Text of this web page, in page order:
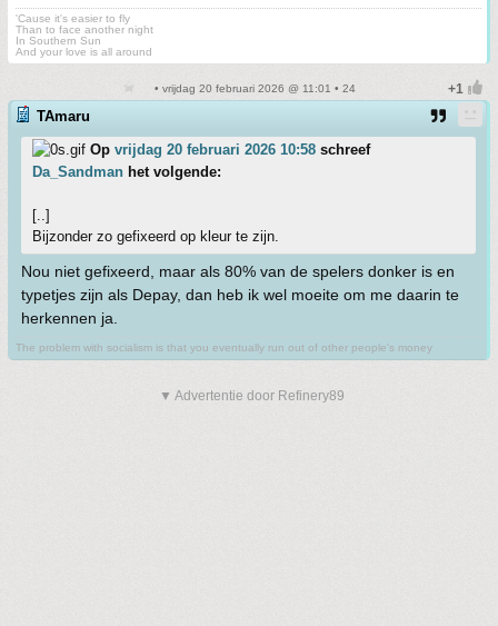
'Cause it's easier to fly
Than to face another night
In Southern Sun
And your love is all around
• vrijdag 20 februari 2026 @ 11:01 • 24
TAmaru
Op vrijdag 20 februari 2026 10:58 schreef
Da_Sandman het volgende:
[..]
Bijzonder zo gefixeerd op kleur te zijn.
Nou niet gefixeerd, maar als 80% van de spelers donker is en
typetjes zijn als Depay, dan heb ik wel moeite om me daarin te
herkennen ja.
The problem with socialism is that you eventually run out of other people's money
▼ Advertentie door Refinery89